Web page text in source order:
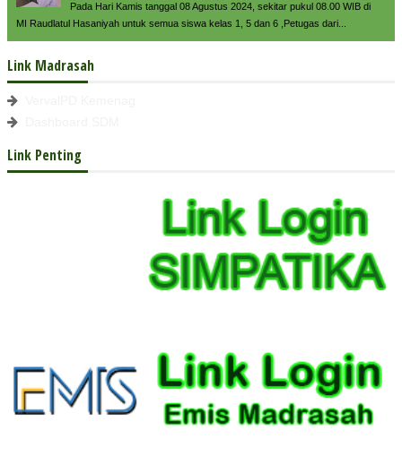
Pada Hari Kamis tanggal 08 Agustus 2024, sekitar pukul 08.00 WIB di
MI Raudlatul Hasaniyah untuk semua siswa kelas 1, 5 dan 6 ,Petugas dari...
Link Madrasah
Link Penting